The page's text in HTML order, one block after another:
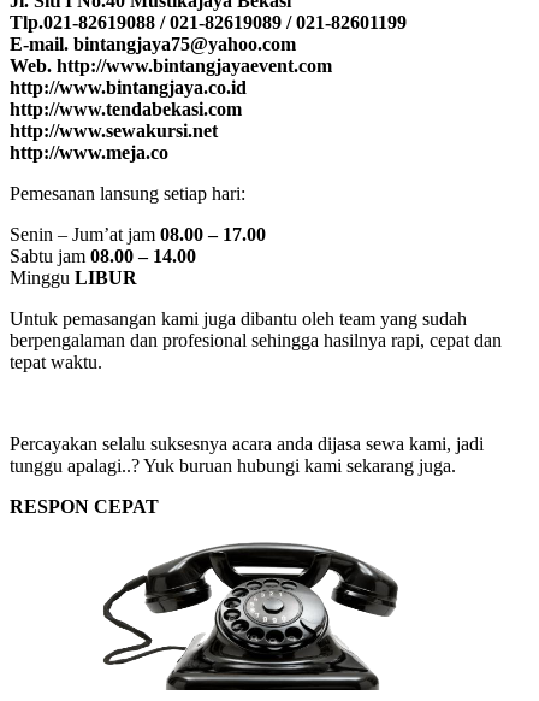
Tlp.021-82619088 / 021-82619089 / 021-82601199
E-mail. bintangjaya75@yahoo.com
Web. http://www.bintangjayaevent.com
http://www.bintangjaya.co.id
http://www.tendabekasi.com
http://www.sewakursi.net
http://www.meja.co
Pemesanan lansung setiap hari:
Senin – Jum’at jam 08.00 – 17.00
Sabtu jam 08.00 – 14.00
Minggu LIBUR
Untuk pemasangan kami juga dibantu oleh team yang sudah
berpengalaman dan profesional sehingga hasilnya rapi, cepat dan
tepat waktu.
Percayakan selalu suksesnya acara anda dijasa sewa kami, jadi
tunggu apalagi..? Yuk buruan hubungi kami sekarang juga.
RESPON CEPAT